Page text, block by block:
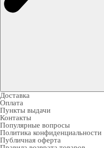
Доставка
Оплата
Пункты выдачи
Контакты
Популярные вопросы
Политика конфиденциальности
Публичная оферта